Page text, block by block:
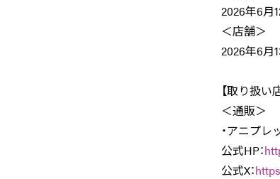
2026年6月
＜店舗＞
2026年6月
【取り扱い
＜通販＞
・アニプ
公式HP：
公式X：